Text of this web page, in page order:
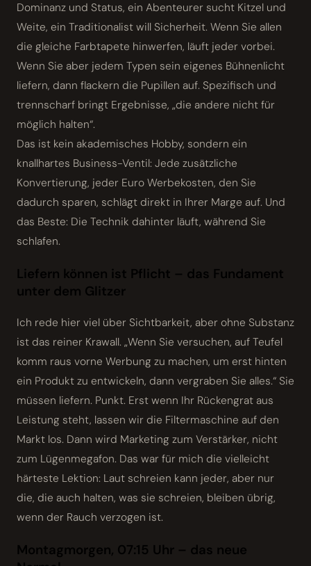
Dominanz und Status, ein Abenteurer sucht Kitzel und
Weite, ein Traditionalist will Sicherheit. Wenn Sie allen
die gleiche Farbtapete hinwerfen, läuft jeder vorbei.
Wenn Sie aber jedem Typen sein eigenes Bühnenlicht
liefern, dann flackern die Pupillen auf. Spezifisch und
trennscharf bringt Ergebnisse, „die andere nicht für
möglich halten“.
Das ist kein akademisches Hobby, sondern ein
knallhartes Business-Ventil: Jede zusätzliche
Konvertierung, jeder Euro Werbekosten, den Sie
dadurch sparen, schlägt direkt in Ihrer Marge auf. Und
das Beste: Die Technik dahinter läuft, während Sie
schlafen.
Liefern können ist Pflicht – das Fundament
unter dem Glitzer
Ich rede hier viel über Sichtbarkeit, aber ohne Substanz
ist das reiner Krawall. „Wenn Sie versuchen, auf Teufel
komm raus vorne Werbung zu machen, um erst hinten
ein Produkt zu entwickeln, dann vergraben Sie alles.“ Sie
müssen liefern. Punkt. Erst wenn Ihr Rücken­grat aus
Leistung steht, lassen wir die Filtermaschine auf den
Markt los. Dann wird Marketing zum Verstärker, nicht
zum Lügenmegafon. Das war für mich die vielleicht
härteste Lektion: Laut schreien kann jeder, aber nur
die, die auch halten, was sie schreien, bleiben übrig,
wenn der Rauch verzogen ist.
Montagmorgen, 07:15 Uhr – das neue